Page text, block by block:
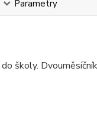
Parametry
školy.